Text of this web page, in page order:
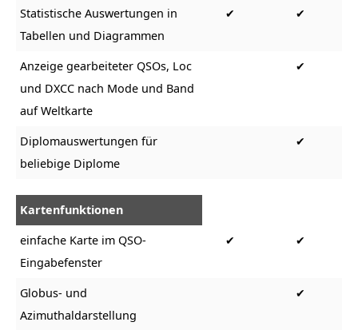
Statistische Auswertungen in
Tabellen und Diagrammen
✔ ✔
Anzeige gearbeiteter QSOs, Loc
und DXCC nach Mode und Band
auf Weltkarte
✔
Diplomauswertungen für
beliebige Diplome
✔
Kartenfunktionen
einfache Karte im QSO-
Eingabefenster
✔ ✔
Globus- und
Azimuthaldarstellung
✔